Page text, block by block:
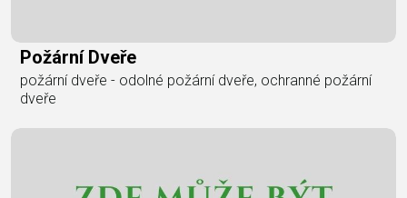
Požární Dveře
požární dveře - odolné požární dveře, ochranné požární
dveře